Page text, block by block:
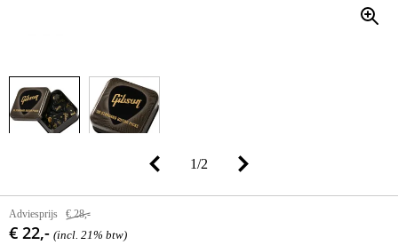
1/2
Adviesprijs € 28,-
€ 22,- (incl. 21% btw)